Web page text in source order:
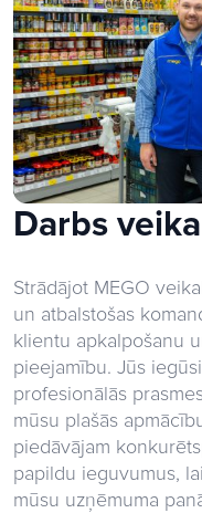
Darbs
Strādājot MEGO
un atbalstošas
klientu apkalpošanu
pieejamību. Jūs
profesionālās
mūsu plašās
piedāvājam
papildu ieguvumus,
mūsu uzņēmuma